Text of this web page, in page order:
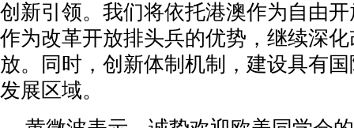
创新引领。我们将依托港澳作为自由
作为改革开放排头兵的优势，继续深
放。同时，创新体制机制，建设具有
发展区域。